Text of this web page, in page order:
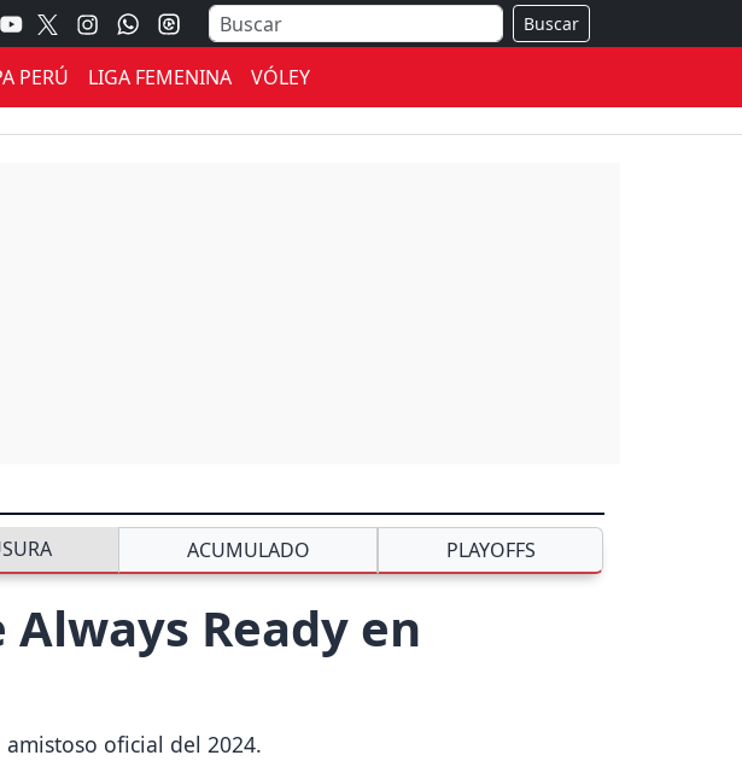
Buscar
PERÚ LIGA FEMENINA VÓLEY
ACUMULADO PLAYOFFS
Ready en
oficial del 2024.